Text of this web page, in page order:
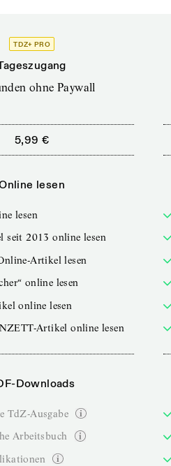
TDZ+ PRO
ohne Paywall
5,99 €
lesen
lesen
seit 2013 online lesen
Artikel lesen
online lesen
online lesen
Artikel online lesen
Downloads
TdZ-Ausgabe
Arbeitsbuch